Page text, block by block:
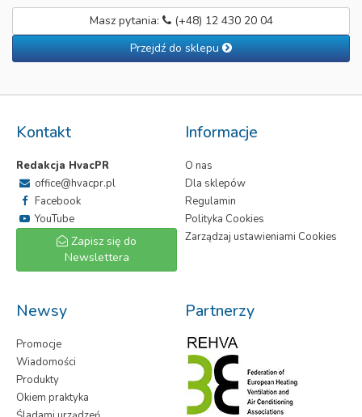
Masz pytania:
(+48) 12 430 20 04
Przejdź do sklepu
Kontakt
Redakcja HvacPR
office@hvacpr.pl
Facebook
YouTube
Zapisz się do
Newslettera
Informacje
O nas
Dla sklepów
Regulamin
Polityka Cookies
Zarządzaj ustawieniami Cookies
Newsy
Promocje
Wiadomości
Produkty
Okiem praktyka
Partnerzy